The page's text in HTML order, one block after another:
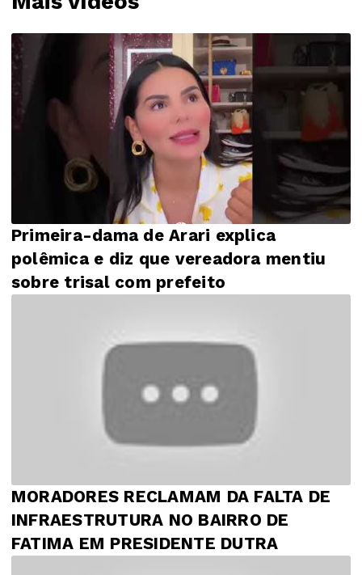
Primeira-dama de Arari explica
polêmica e diz que vereadora mentiu
sobre trisal com prefeito
MORADORES RECLAMAM DA FALTA DE
INFRAESTRUTURA NO BAIRRO DE
FATIMA EM PRESIDENTE DUTRA